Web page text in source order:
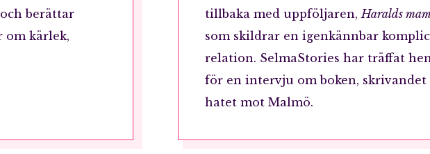
berättar
om kärlek,
tillbaka med uppföljaren,Haralds
som skildrar en igenkännbar
relation. SelmaStories har träffat
för en intervju om boken, skrivandet
hatet mot Malmö.